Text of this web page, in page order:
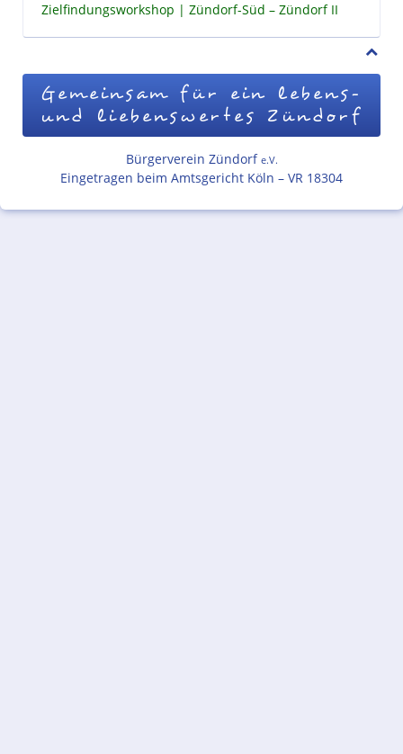
Zielfindungsworkshop
Zündorf-Süd – Zündorf II
Gemeinsam für ein lebens-
und liebenswertes Zündorf
Bürgerverein Zündorf e.V.
Eingetragen beim Amtsgericht Köln – VR 18304